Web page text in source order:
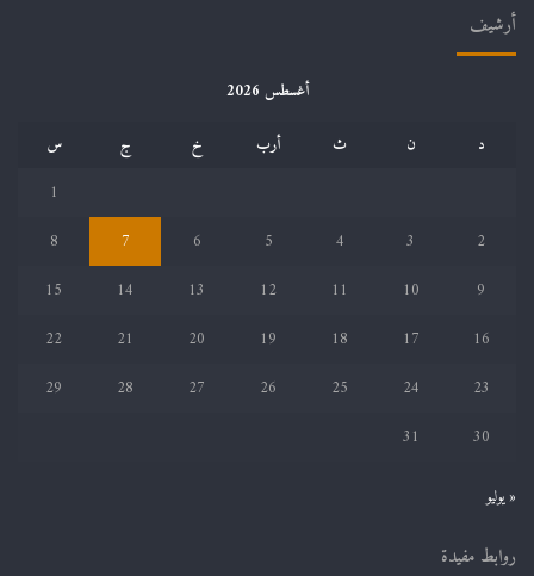
أرشيف
أغسطس 2026
د
ن ث أرب خ ج
س
1
2
3
4
5
6
7
8
9
10
11
12
13
14
15
16
17
18
19
20
21
22
23
24
25
26
27
28
29
30
31
« يوليو
روابط مفيدة